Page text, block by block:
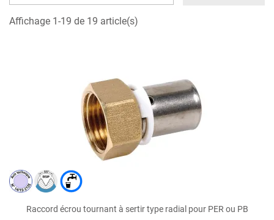
Affichage 1-19 de 19 article(s)
Raccord écrou tournant à sertir type radial pour PER ou PB